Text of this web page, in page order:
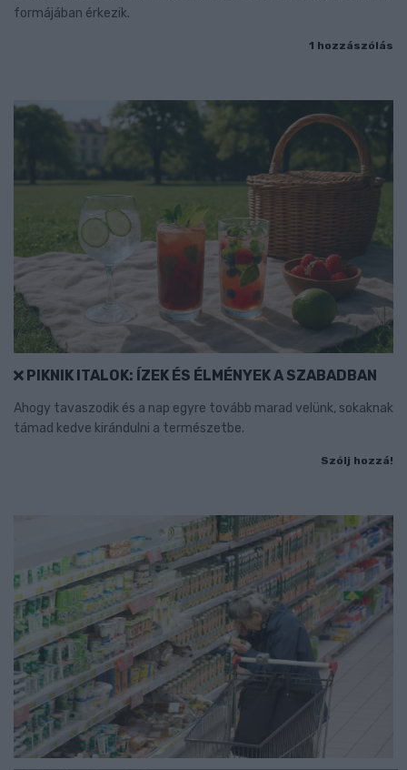
formájában érkezik.
1 hozzászólás
PIKNIK ITALOK: ÍZEK ÉS ÉLMÉNYEK A SZABADBAN
Ahogy tavaszodik és a nap egyre tovább marad velünk, sokaknak
támad kedve kirándulni a természetbe.
Szólj hozzá!